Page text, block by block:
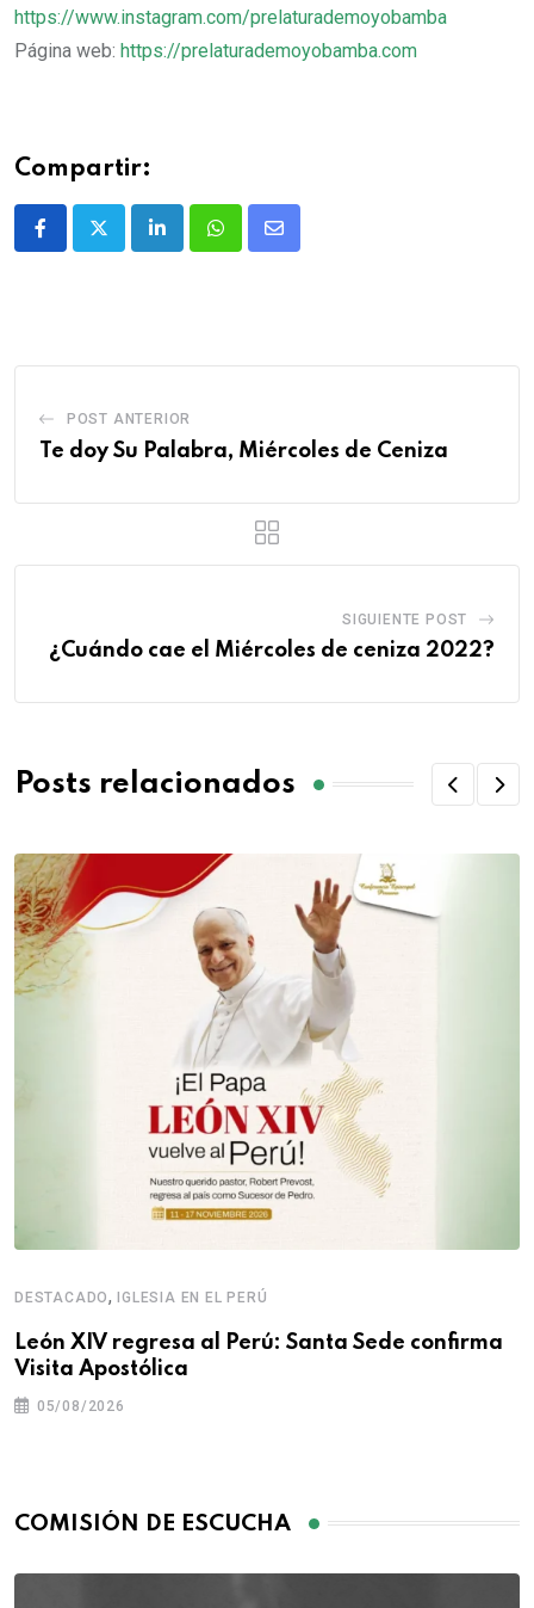
https://www.instagram.com/prelaturademoyobamba
Página web: https://prelaturademoyobamba.com
Compartir:
POST ANTERIOR
Te doy Su Palabra, Miércoles de Ceniza
SIGUIENTE POST
¿Cuándo cae el Miércoles de ceniza 2022?
Posts relacionados
DESTACADO,IGLESIA EN EL PERÚ
León XIV regresa al Perú: Santa Sede confirma
Visita Apostólica
05/08/2026
COMISIÓN DE ESCUCHA